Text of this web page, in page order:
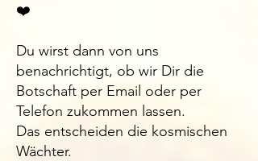
❤️
Du wirst dann von uns
benachrichtigt, ob wir Dir die
Botschaft per Email oder per
Telefon zukommen lassen.
Das entscheiden die kosmischen
Wächter.